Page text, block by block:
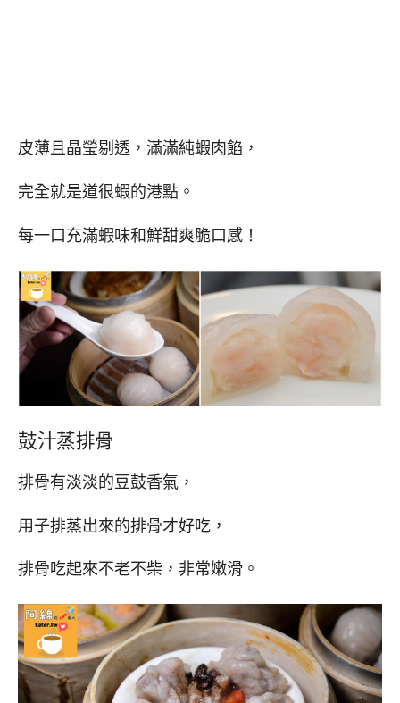
皮薄且晶瑩剔透，滿滿純蝦肉餡，
完全就是道很蝦的港點。
每一口充滿蝦味和鮮甜爽脆口感！
鼓汁蒸排骨
排骨有淡淡的豆鼓香氣，
用子排蒸出來的排骨才好吃，
排骨吃起來不老不柴，非常嫩滑。